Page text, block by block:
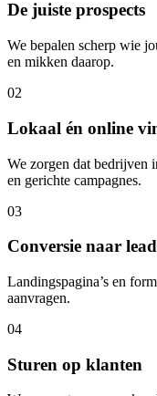
De juiste prospects
We bepalen scherp wie
en mikken daarop.
02
Lokaal én online
We zorgen dat bedrijven
en gerichte campagnes.
03
Conversie naar
Landingspagina’s en
aanvragen.
04
Sturen op klanten